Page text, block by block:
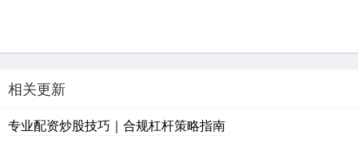
相关更新
专业配资炒股技巧｜合规杠杆策略指南